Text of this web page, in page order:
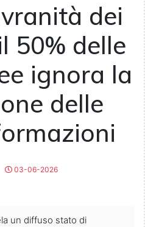
dei
50% delle
ignora la
delle
03-06-2026
un diffuso stato di